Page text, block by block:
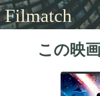
Filmatch
この映